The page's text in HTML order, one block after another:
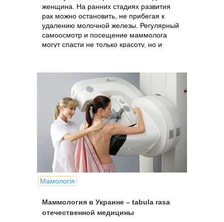
женщина. На ранних стадиях развития
рак можно остановить, не прибегая к
удалению молочной железы. Регулярный
самоосмотр и посещение маммолога
могут спасти не только красоту, но и
Мамологія
Маммология в Украине – tabula rasa
отечественной медицины